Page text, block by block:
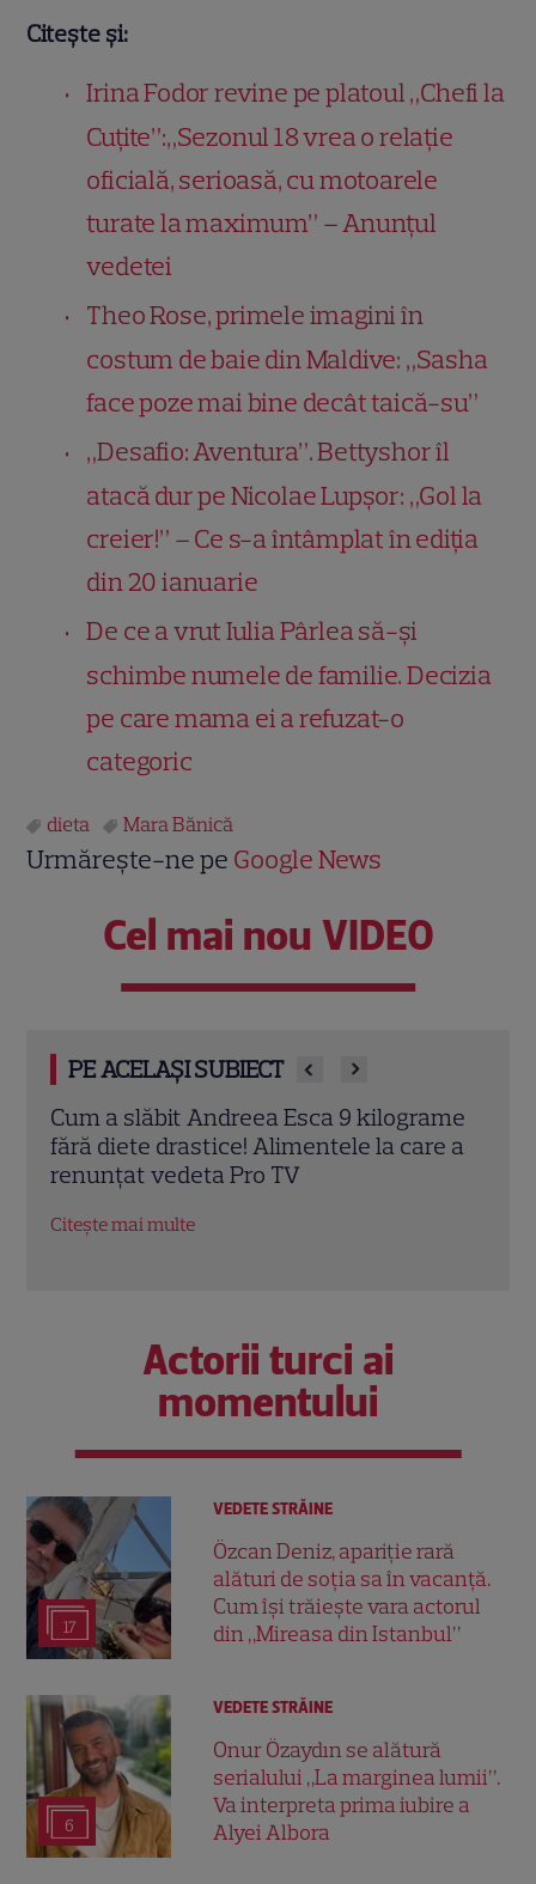
Citește și:
Irina Fodor revine pe platoul „Chefi la
Cuțite”:„Sezonul 18 vrea o relație
oficială, serioasă, cu motoarele
turate la maximum” – Anunțul
vedetei
Theo Rose, primele imagini în
costum de baie din Maldive: „Sasha
face poze mai bine decât taică-su”
„Desafio: Aventura”. Bettyshor îl
atacă dur pe Nicolae Lupșor: „Gol la
creier!” – Ce s-a întâmplat în ediția
din 20 ianuarie
De ce a vrut Iulia Pârlea să-și
schimbe numele de familie. Decizia
pe care mama ei a refuzat-o
categoric
dieta Mara Bănică
Urmărește-ne pe Google News
Cel mai nou VIDEO
PE ACELAȘI SUBIECT
Ioana Ginghină a dezvăluit trucul pe care
îl folosește în fiecare fotografie: „Nu mi-e
rușine să recunosc”
Citește mai multe
Actorii turci ai
momentului
17
VEDETE STRĂINE
Özcan Deniz, apariție rară
alături de soția sa în vacanță.
Cum își trăiește vara actorul
din „Mireasa din Istanbul”
6
VEDETE STRĂINE
Onur Özaydın se alătură
serialului „La marginea lumii”.
Va interpreta prima iubire a
Alyei Albora